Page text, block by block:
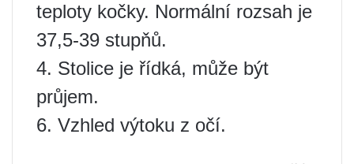
teploty kočky. Normální rozsah je
37,5-39 stupňů.
4. Stolice je řídká, může být
průjem.
6. Vzhled výtoku z očí.